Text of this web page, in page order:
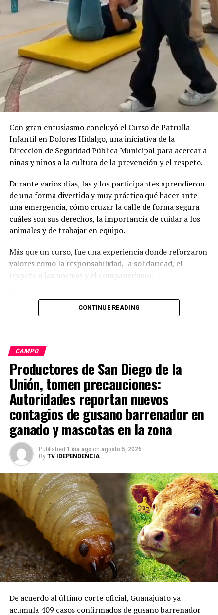
Con gran entusiasmo concluyó el Curso de Patrulla
Infantil en Dolores Hidalgo, una iniciativa de la
Dirección de Seguridad Pública Municipal para acercar a
niñas y niños a la cultura de la prevención y el respeto.
Durante varios días, las y los participantes aprendieron
de una forma divertida y muy práctica qué hacer ante
una emergencia, cómo cruzar la calle de forma segura,
cuáles son sus derechos, la importancia de cuidar a los
animales y de trabajar en equipo.
Más que un curso, fue una experiencia donde reforzaron
valores como la responsabilidad, la solidaridad, el
respeto a las normas y el compañerismo.
dependencias que todos los días trabajan por la
Estatal de Caminos, Tránsito Municipal, Bomberos,
Protección Civil, SIPINNA, Derechos Humanos,
Pentatlón, COMUDE, Protección Animal, Prevención del
Delito y el SIMAPAS.
Desde Seguridad Pública agradecemos de corazón a las
mamás, papás y tutores que confiaron en este proyecto
y que acompañaron a sus hijas e hijos en cada actividad.
CONTINUE READING
CAMPO
Productores de San Diego de la
Unión, tomen precauciones:
Autoridades reportan nuevos
contagios de gusano barrenador en
ganado y mascotas en la zona
Published 1 día ago on agosto 5, 2026
By TV IDEPENDENCIA
De acuerdo al último corte oficial, Guanajuato ya
acumula 409 casos confirmados de gusano barrenador